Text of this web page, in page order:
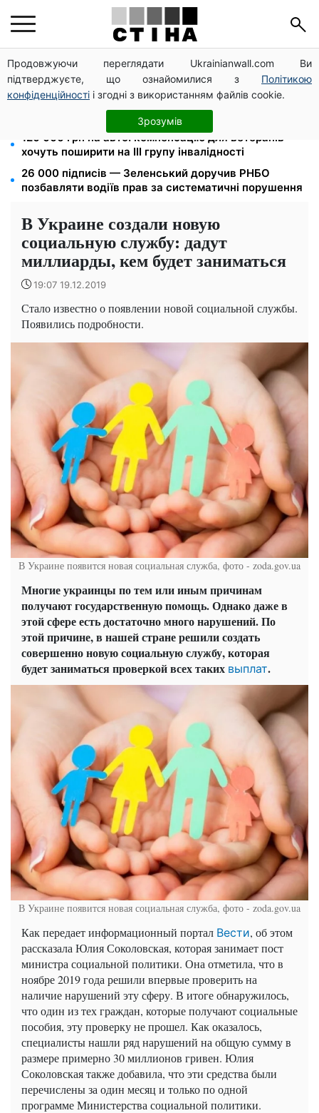
Продовжуючи переглядати Ukrainianwall.com Ви
підтверджуєте, що ознайомилися з Політикою
конфіденційності і згодні з використанням файлів cookie.
Зрозумів
Метро прийматиме киян до тривоги, але без
наметів: Бондаренко назвав правила
Фейкові сайти сервісних центрів МВС: шахраї
виманюють гроші у водіїв перед виїздом за кордон
120 000 грн на авто: компенсацію для ветеранів
хочуть поширити на III групу інвалідності
26 000 підписів — Зеленський доручив РНБО
позбавляти водіїв прав за систематичні порушення
В Украине создали новую
социальную службу: дадут
миллиарды, кем будет заниматься
19:07 19.12.2019
Стало известно о появлении новой социальной службы.
Появились подробности.
В Украине появится новая социальная служба, фото - zoda.gov.ua
Многие украинцы по тем или иным причинам
получают государственную помощь. Однако даже в
этой сфере есть достаточно много нарушений. По
этой причине, в нашей стране решили создать
совершенно новую социальную службу, которая
будет заниматься проверкой всех таких выплат.
В Украине появится новая социальная служба, фото - zoda.gov.ua
Как передает информационный портал Вести, об этом
рассказала Юлия Соколовская, которая занимает пост
министра социальной политики. Она отметила, что в
ноябре 2019 года решили впервые проверить на
наличие нарушений эту сферу. В итоге обнаружилось,
что один из тех граждан, которые получают социальные
пособия, эту проверку не прошел. Как оказалось,
специалисты нашли ряд нарушений на общую сумму в
размере примерно 30 миллионов гривен. Юлия
Соколовская также добавила, что эти средства были
перечислены за один месяц и только по одной
программе Министерства социальной политики.